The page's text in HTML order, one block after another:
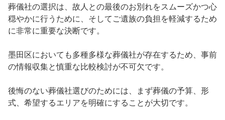
葬儀社の選択は、故人との最後のお別れをスムーズかつ心
穏やかに行うために、そしてご遺族の負担を軽減するため
に非常に重要な決断です。
墨田区においても多種多様な葬儀社が存在するため、事前
の情報収集と慎重な比較検討が不可欠です。
後悔のない葬儀社選びのためには、まず葬儀の予算、形
式、希望するエリアを明確にすることが大切です。